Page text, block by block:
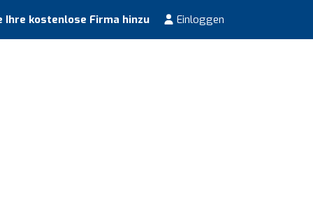
Ihre kostenlose Firma hinzu Einloggen